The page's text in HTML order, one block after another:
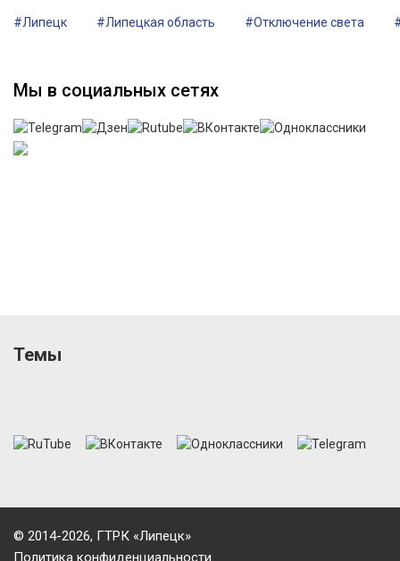
#Липецк #Липецкая область #Отключение света
Мы в социальных сетях
Темы
© 2014-2026, ГТРК «Липецк»
Политика конфиденциальности